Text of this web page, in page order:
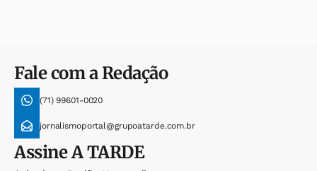
Fale com a Redação
(71) 99601-0020
jornalismoportal@grupoatarde.com.br
AssineA TARDE